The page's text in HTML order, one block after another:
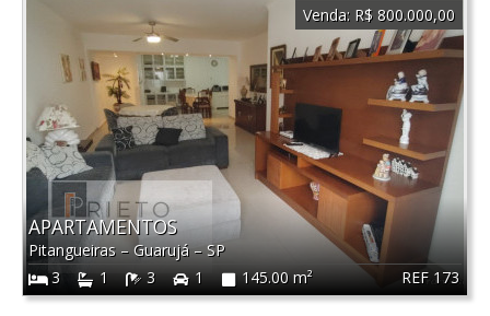
REF 173
APARTAMENTOS
Pitangueiras– Guarujá–SP
3
1 3 1 145.00 m²
Venda: R$ 800.000,00